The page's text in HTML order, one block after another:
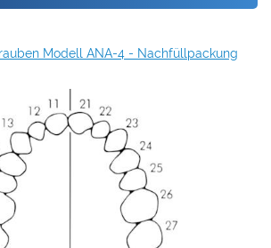
Modell ANA-4 - Nachfüllpackung